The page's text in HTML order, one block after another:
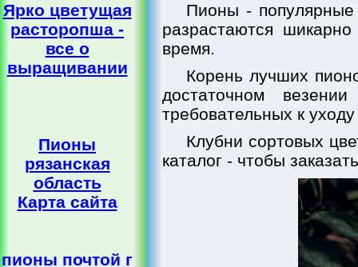
Ярко цветущая
расторопша -
все о
выращивании
Пионы
рязанская
область
Карта сайта
пионы почтой г
Пионы -
разрастаются
время.
Корень лучших
достаточном
требовательных к
Клубни сортовых
каталог - чтобы